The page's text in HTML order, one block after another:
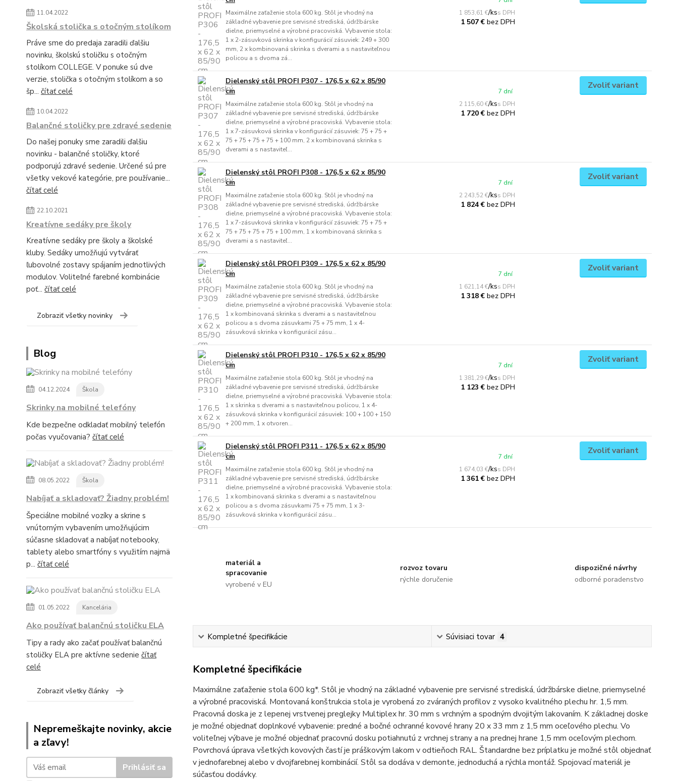
11.04.2022
Školská stolička s otočným stolíkom
Práve sme do predaja zaradili ďalšiu
novinku, školskú stoličku s otočným
stolíkom COLLEGE. V ponuke sú dve
verzie, stolička s otočným stolíkom a so
šp... čítať celé
10.04.2022
Balančné stoličky pre zdravé sedenie
Do našej ponuky sme zaradili ďalšiu
novinku - balančné stoličky, ktoré
podporujú zdravé sedenie. Určené sú pre
všetky vekové kategórie, pre používanie...
čítať celé
22.10.2021
Kreatívne sedáky pre školy
Kreatívne sedáky pre školy a školské
kluby. Sedáky umožňujú vytvárať
ľubovolné zostavy spájaním jednotlivých
modulov. Voliteľné farebné kombinácie
poť... čítať celé
Zobraziť všetky novinky
Blog
04.12.2024 Škola
Skrinky na mobilné telefóny
Kde bezpečne odkladať mobilný telefón
počas vyučovania? čítať celé
08.05.2022 Škola
Nabíjať a skladovať? Žiadny problém!
Špeciálne mobilné vozíky a skrine s
vnútorným vybavením umožňujúcim
súčasne skladovať a nabíjať notebooky,
tablety alebo smartfóny s využitím najmä
p... čítať celé
01.05.2022 Kancelária
Ako používať balančnú stoličku ELA
Tipy a rady ako začať používať balančnú
stoličky ELA pre aktívne sedenie čítať
celé
Zobraziť všetky články
Nepremeškajte novinky, akcie
a zľavy!
Prihlásiť sa
Maximálne zaťaženie stola 600 kg. Stôl je vhodný na
základné vybavenie pre servisné strediská, údržbárske
dielne, priemyselné a výrobné pracoviská. Vybavenie stola:
1 x 2-zásuvková skrinka v konfigurácií zásuviek: 249 + 300
mm, 2 x kombinovaná skrinka s dverami a s nastaviteľnou
policou a s dvoma zá...
1 853,61 €/ks
1 507 €bez DPH
Dielenský stôl PROFI P307 - 176,5 x 62 x 85/90
cm
Maximálne zaťaženie stola 600 kg. Stôl je vhodný na
základné vybavenie pre servisné strediská, údržbárske
dielne, priemyselné a výrobné pracoviská. Vybavenie stola:
1 x 7-zásuvková skrinka v konfigurácií zásuviek: 75 + 75 +
75 + 75 + 75 + 75 + 100 mm, 2 x kombinovaná skrinka s
dverami a s nastaviteľ...
2 115,60 €/ks
1 720 €bez DPH
7 dní
Zvoliť variant
Dielenský stôl PROFI P308 - 176,5 x 62 x 85/90
cm
Maximálne zaťaženie stola 600 kg. Stôl je vhodný na
základné vybavenie pre servisné strediská, údržbárske
dielne, priemyselné a výrobné pracoviská. Vybavenie stola:
1 x 7-zásuvková skrinka v konfigurácií zásuviek: 75 + 75 +
75 + 75 + 75 + 75 + 100 mm, 1 x kombinovaná skrinka s
dverami a s nastaviteľ...
2 243,52 €/ks
1 824 €bez DPH
7 dní
Zvoliť variant
Dielenský stôl PROFI P309 - 176,5 x 62 x 85/90
cm
Maximálne zaťaženie stola 600 kg. Stôl je vhodný na
základné vybavenie pre servisné strediská, údržbárske
dielne, priemyselné a výrobné pracoviská. Vybavenie stola:
1 x kombinovaná skrinka s dverami a s nastaviteľnou
policou a s dvoma zásuvkami 75 + 75 mm, 1 x 4-
zásuvková skrinka v konfigurácií zásu...
1 621,14 €/ks
1 318 €bez DPH
7 dní
Zvoliť variant
Dielenský stôl PROFI P310 - 176,5 x 62 x 85/90
cm
Maximálne zaťaženie stola 600 kg. Stôl je vhodný na
základné vybavenie pre servisné strediská, údržbárske
dielne, priemyselné a výrobné pracoviská. Vybavenie stola:
1 x skrinka s dverami a s nastaviteľnou policou, 1 x 4-
zásuvková skrinka v konfigurácií zásuviek: 100 + 100 + 150
+ 200 mm, 1 x otvoren...
1 381,29 €/ks
1 123 €bez DPH
7 dní
Zvoliť variant
Dielenský stôl PROFI P311 - 176,5 x 62 x 85/90
cm
Maximálne zaťaženie stola 600 kg. Stôl je vhodný na
základné vybavenie pre servisné strediská, údržbárske
dielne, priemyselné a výrobné pracoviská. Vybavenie stola:
1 x kombinovaná skrinka s dverami a s nastaviteľnou
policou a s dvoma zásuvkami 75 + 75 mm, 1 x 3-
zásuvková skrinka v konfigurácií zásu...
1 674,03 €/ks
1 361 €bez DPH
7 dní
Zvoliť variant
materiál a
spracovanie
vyrobené v EU
rozvoz tovaru
rýchle doručenie
dispozičné návrhy
odborné poradenstvo
Kompletné špecifikácie Súvisiaci tovar 4
Kompletné špecifikácie
Maximálne zaťaženie stola 600 kg*. Stôl je vhodný na základné vybavenie pre servisné strediská, údržbárske dielne, priemyselné
a výrobné pracoviská. Montovaná konštrukcia stola je vyrobená zo zváraných profilov z vysoko kvalitného plechu hr. 1,5 mm.
Pracovná doska je z lepenej vrstvenej preglejky Multiplex hr. 30 mm s vrchným a spodným dvojitým lakovaním. K základnej doske
je možné objednať doplnkové vybavenie: predné a bočné ochranné kovové hrany 20 x 33 mm z 1,5 mm oceľového plechu. Vo
voliteľnej výbave je možné objednať pracovnú dosku potiahnutú z vrchnej strany a na prednej hrane 1,5 mm oceľovým plechom.
Povrchová úprava všetkých kovových častí je práškovým lakom v odtieňoch RAL. Štandardne bez príplatku je možné stôl objednať
v jednofarebnej alebo v dvojfarebnej kombinácií. Stôl sa dodáva v demonte, jednoduchá a rýchla montáž. Spojovací materiál je
súčasťou dodávky.